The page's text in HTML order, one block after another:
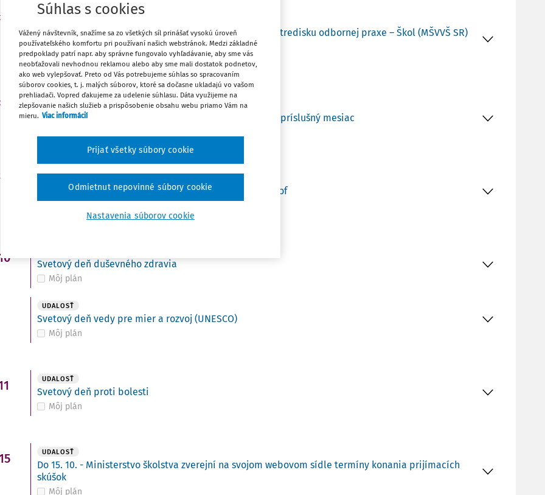
Do 3. 10. - Výkaz o stredisku praktického vyučovania a stredisku odbornej praxe – Škol (MŠVVŠ SR)
27 – 01 – web aplikácia
Môj plán
UDALOSŤ
Do 5. 10. - Odoslanie údajov do Centrálneho registra za príslušný mesiac
Medzinárodný deň za zredukovanie prírodných katastrof
Svetový deň duševného zdravia
Môj plán
UDALOSŤ
Svetový deň vedy pre mier a rozvoj (UNESCO)
Môj plán
UDALOSŤ
Svetový deň proti bolesti
Môj plán
UDALOSŤ
Do 15. 10. - Ministerstvo školstva zverejní na svojom webovom sídle termíny konania prijímacích
skúšok
Môj plán
Súhlas s cookies
Vážený návštevník, snažíme sa zo všetkých síl prinášať vysokú úroveň
používateľského komfortu pri používaní našich webstránok. Medzi základné
predpoklady patrí napr. aby správne fungovalo vyhľadávanie, aby sme vás
neobťažovali nevhodnou reklamou alebo aby sme mali dostatok podnetov,
ako web vylepšovať. Preto od Vás potrebujeme súhlas so spracovaním
súborov cookies, t. j. malých súborov, ktoré sa dočasne ukladajú vo vašom
prehliadači. Vopred ďakujeme za udelenie súhlasu. Dáta využijeme na
zlepšovanie našich služieb a prispôsobenie obsahu webu priamo Vám na
mieru. Viac informácií
Nastavenia súborov cookie
Odmietnut nepovinné súbory cookie
Prijať všetky súbory cookie